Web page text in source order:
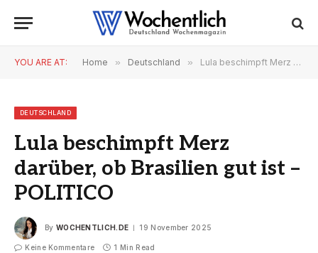
YOU ARE AT: Home » Deutschland » Lula beschimpft Merz darüber, ob Brasilien gut ist – POLITICO
DEUTSCHLAND
Lula beschimpft Merz
darüber, ob Brasilien gut ist –
POLITICO
By WOCHENTLICH.DE 19 November 2025
Keine Kommentare 1 Min Read